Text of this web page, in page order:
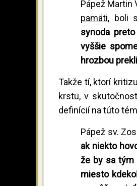
Pápež Martin
pamäti, boli
synoda preto
vyššie
hrozbou
Takže tí, ktorí
krstu, v
definícií na túto
Pápež sv.
ak niekto
že by sa tým
miesto